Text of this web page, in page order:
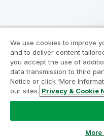
Qlik
Contratti
Termini
Legal Policies
Note
Termini di utilizzo
Copyright © 1993-2026
We use cookies to improve
and to deliver content
you accept the use of
data transmission to third
Notice or click ‘More
our sites. Privacy & Cookie